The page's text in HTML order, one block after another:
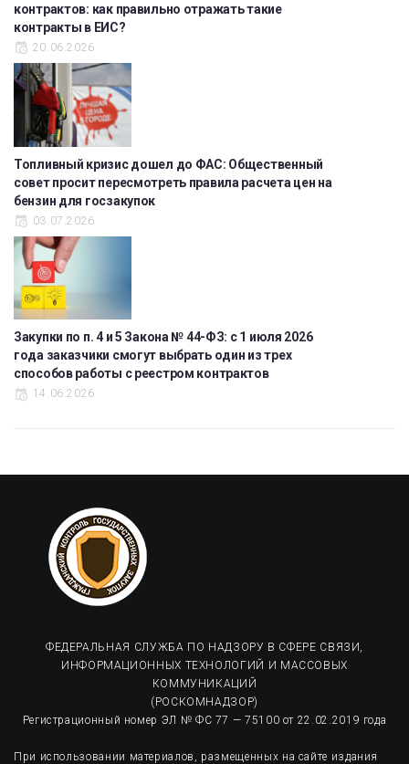
контрактов: как правильно отражать такие
контракты в ЕИС?
20.06.2026
Топливный кризис дошел до ФАС: Общественный
совет просит пересмотреть правила расчета цен на
бензин для госзакупок
03.07.2026
Закупки по п. 4 и 5 Закона № 44-ФЗ: с 1 июля 2026
года заказчики смогут выбрать один из трех
способов работы с реестром контрактов
14.06.2026
ФЕДЕРАЛЬНАЯ СЛУЖБА ПО НАДЗОРУ В СФЕРЕ СВЯЗИ,
ИНФОРМАЦИОННЫХ ТЕХНОЛОГИЙ И МАССОВЫХ
КОММУНИКАЦИЙ
(РОСКОМНАДЗОР)
Регистрационный номер ЭЛ № ФС 77 — 75100 от 22.02.2019 года
При использовании материалов, размещенных на сайте издания